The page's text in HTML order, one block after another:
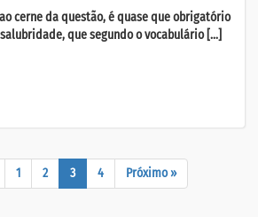
cerne da questão, é quase que obrigatório
que segundo o vocabulário […]
1 2 3 4 Próximo »